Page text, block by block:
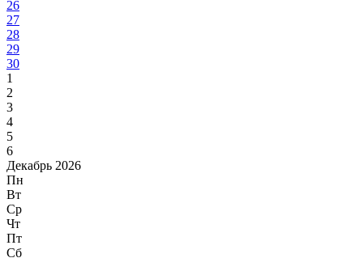
26
27
28
29
30
1
2
3
4
5
6
Декабрь 2026
Пн
Вт
Ср
Чт
Пт
Сб